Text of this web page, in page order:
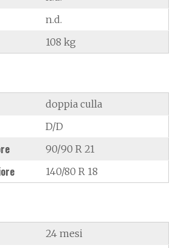
n.d.
108 kg
doppia culla
D/D
90/90 R 21
140/80 R 18
24 mesi